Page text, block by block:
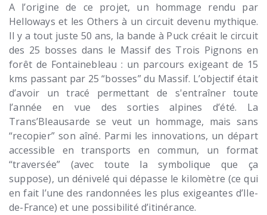
A l’origine de ce projet, un hommage rendu par
Helloways et les Others à un circuit devenu mythique.
Il y a tout juste 50 ans, la bande à Puck créait le circuit
des 25 bosses dans le Massif des Trois Pignons en
forêt de Fontainebleau : un parcours exigeant de 15
kms passant par 25 “bosses” du Massif. L’objectif était
d’avoir un tracé permettant de s'entraîner toute
l’année en vue des sorties alpines d’été. La
Trans’Bleausarde se veut un hommage, mais sans
“recopier” son aîné. Parmi les innovations, un départ
accessible en transports en commun, un format
“traversée” (avec toute la symbolique que ça
suppose), un dénivelé qui dépasse le kilomètre (ce qui
en fait l’une des randonnées les plus exigeantes d’Ile-
de-France) et une possibilité d’itinérance.